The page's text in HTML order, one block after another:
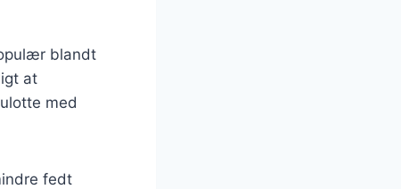
blandt
at
med
fedt